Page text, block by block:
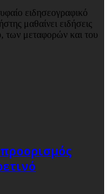
ειδησεογραφικό
μαθαίνει ειδήσεις
των μεταφορών και του